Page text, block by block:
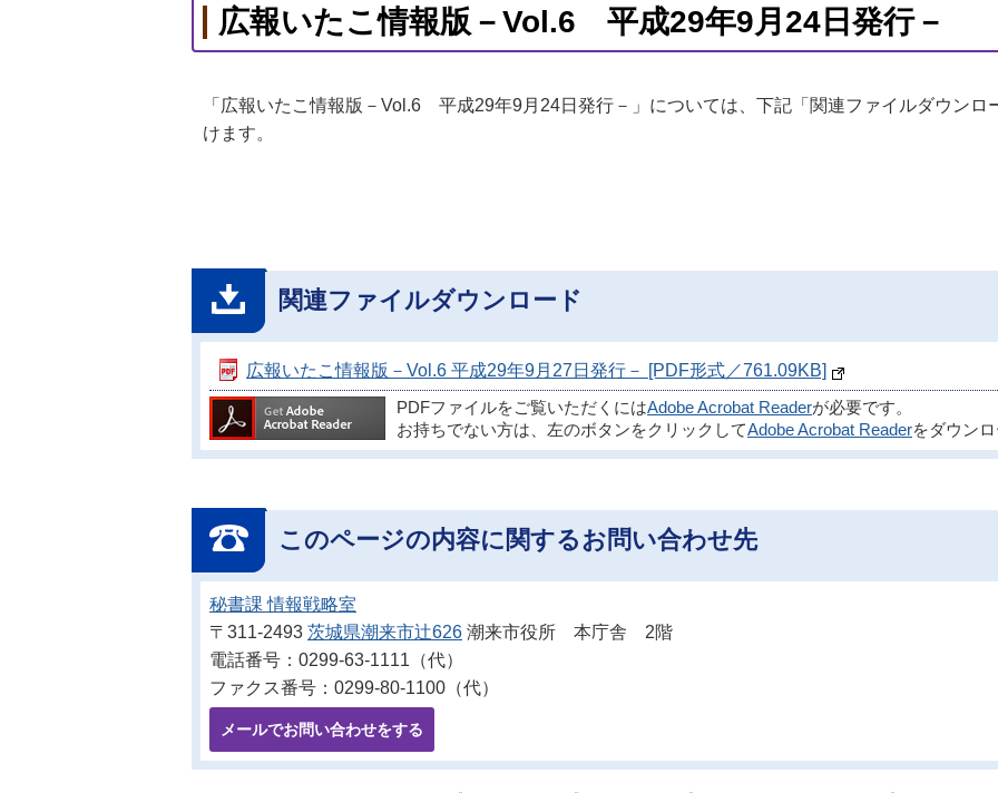
広報いたこ情報版－Vol.6 平成29年9月24日発行－
「広報いたこ情報版－Vol.6 平成29年9月24日発行－」については、下記「関連ファイルダウン
けます。
関連ファイルダウンロード
広報いたこ情報版－Vol.6 平成29年9月27日発行－ [PDF形式／761.09KB]
PDFファイルをご覧いただくにはAdobe Acrobat Readerが必要です。
お持ちでない方は、左のボタンをクリックしてAdobe Acrobat Readerをダウン
このページの内容に関するお問い合わせ先
秘書課 情報戦略室
〒311-2493 茨城県潮来市辻626 潮来市役所 本庁舎 2階
電話番号：0299-63-1111（代）
ファクス番号：0299-80-1100（代）
メールでお問い合わせをする